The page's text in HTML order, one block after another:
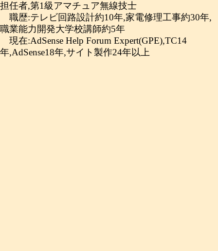
担任者,第1級アマチュア無線技士
職歴:テレビ回路設計約10年,家電修理工事約30年,
職業能力開発大学校講師約5年
現在:AdSense Help Forum Expert(GPE),TC14
年,AdSense18年,サイト製作24年以上